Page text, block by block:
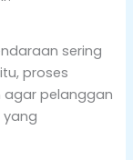
sering
proses
agar pelanggan